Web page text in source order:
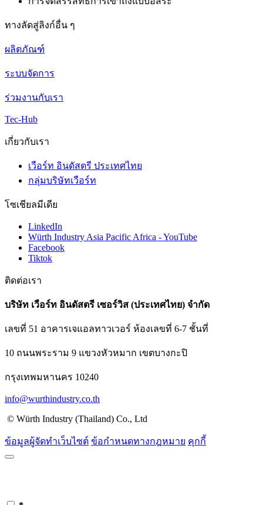
ทางลัดสู่ลิงก์อื่น ๆ
ผลิตภัณฑ์
ระบบจัดการ
ร่วมงานกับเรา
Tec-Hub
เกี่ยวกับเรา
เวือร์ท อินดัสตรี ประเทศไทย
กลุ่มบริษัทเวือร์ท
โซเชียลมีเดีย
LinkedIn
Würth Industry Asia Pacific Africa - YouTube
Facebook
Tiktok
ติดต่อเรา
บริษัท เวือร์ท อินดัสตรี เซอร์วิส (ประเทศไทย) จำกัด
เลขที่ 51 อาคารเจแอลทาวเวอร์ ห้องเลขที่ 6-7 ชั้นที่
10 ถนนพระราม 9 แขวงหัวหมาก เขตบางกะปิ
กรุงเทพมหานคร 10240
info@wurthindustry.co.th
© Würth Industry (Thailand) Co., Ltd
ข้อมูลผู้จัดทำเว็บไซต์ ข้อกำหนดทางกฎหมาย คุกกี้